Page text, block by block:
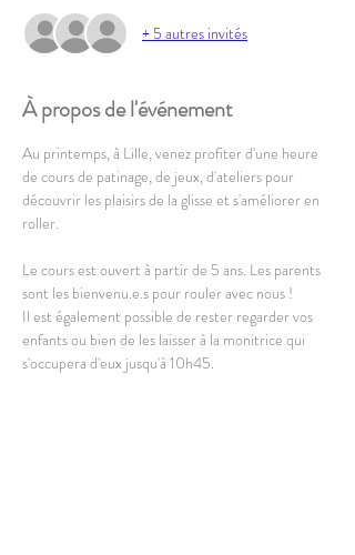
+ 5 autres invités
À propos de l'événement
Au printemps, à Lille, venez profiter d'une heure
de cours de patinage, de jeux, d'ateliers pour
découvrir les plaisirs de la glisse et s'améliorer en
roller.
Le cours est ouvert à partir de 5 ans. Les parents
sont les bienvenu.e.s pour rouler avec nous !
Il est également possible de rester regarder vos
enfants ou bien de les laisser à la monitrice qui
s'occupera d'eux jusqu'à 10h45.